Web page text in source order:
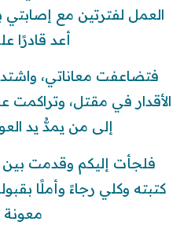
العمل لفترتين مع
أعد قادرًا
فتضاعفت معاناتي،
الأقدار في مقتل، وتراكمت
إلى من يمدُّ يد
فلجأت إليكم وقدمت بين
كتبته وكلي رجاءً وأملًا
معونة